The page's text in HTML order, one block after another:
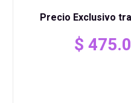
Precio Exclusivo
$